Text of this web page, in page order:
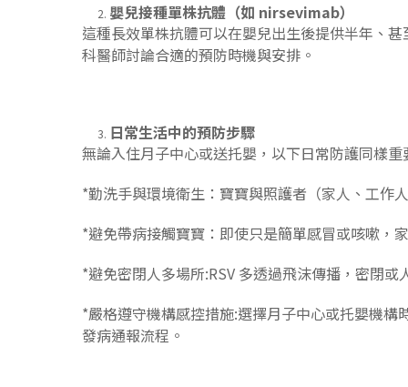
嬰兒接種單株抗體（如 nirsevimab）
這種長效單株抗體可以在嬰兒出生後提供半年、
科醫師討論合適的預防時機與安排。
日常生活中的預防步驟
無論入住月子中心或送托嬰，以下日常防護同樣重
*勤洗手與環境衛生：寶寶與照護者（家人、工作
*避免帶病接觸寶寶：即使只是簡單感冒或咳嗽，
*避免密閉人多場所:RSV 多透過飛沫傳播，密閉
*嚴格遵守機構感控措施:選擇月子中心或托嬰機
發病通報流程。